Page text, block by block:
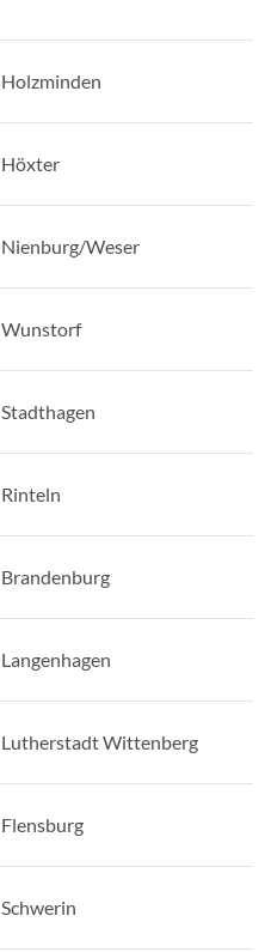
Holzminden
Höxter
Nienburg/Weser
Wunstorf
Stadthagen
Rinteln
Brandenburg
Langenhagen
Lutherstadt Wittenberg
Flensburg
Schwerin